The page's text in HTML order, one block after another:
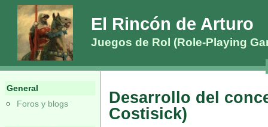
El Rincón de Arturo
Juegos de Rol (Role-Playing
General
Foros y blogs
Desarrollo del
Costisick)